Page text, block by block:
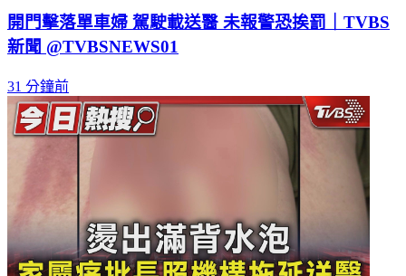
開門擊落單車婦 駕駛載送醫 未報警恐挨罰｜TVBS
新聞 @TVBSNEWS01
31 分鐘前